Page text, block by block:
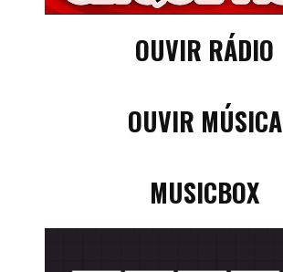
OUVIR RÁDIO
OUVIR MÚSICA
MUSICBOX